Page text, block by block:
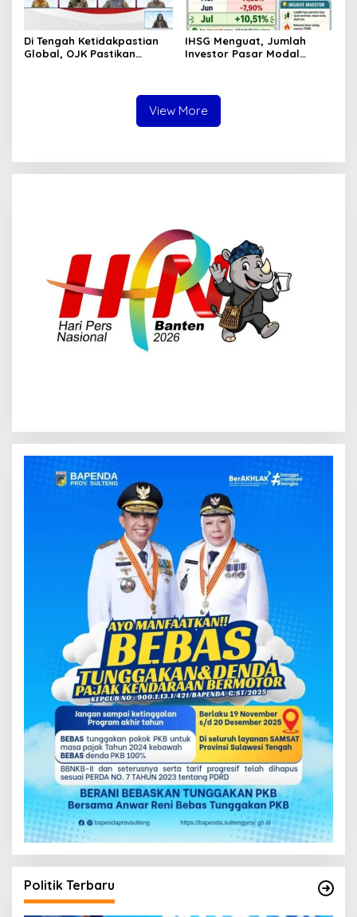
Di Tengah Ketidakpastian
Global, OJK Pastikan
IHSG Menguat, Jumlah
Investor Pasar Modal
View More
Politik Terbaru